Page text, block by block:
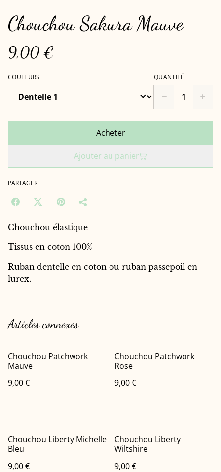
Chouchou Sakura Mauve
9,00 €
COULEURS QUANTITÉ
Acheter
Ajouter au panier
PARTAGER
Chouchou élastique
Tissus en coton 100%
Ruban dentelle en coton ou ruban passepoil en
lurex.
Articles connexes
Chouchou Patchwork
Mauve
9,00 €
Chouchou Patchwork
Rose
9,00 €
Chouchou Liberty Michelle
Bleu
9,00 €
Chouchou Liberty
Wiltshire
9,00 €